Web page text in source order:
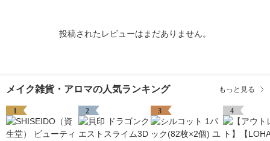
投稿されたレビューはまだありません。
メイク雑貨・アロマの人気ランキング もっと見る
1 2 3 4